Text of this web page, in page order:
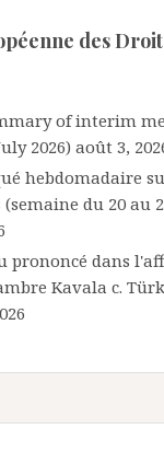
des
of interim
2026) août 3,
hebdomadaire
du 20 au
prononcé dans
Kavala c.